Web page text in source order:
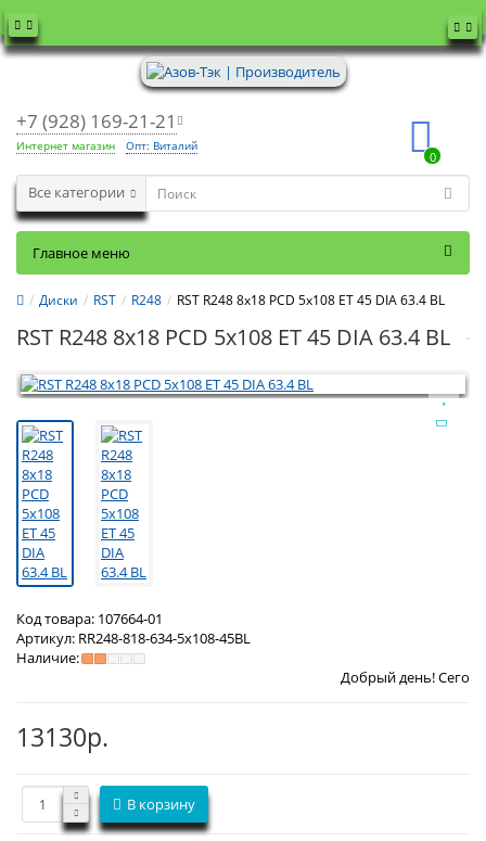
+7 (928) 169-21-21
Интернет магазин Опт: Виталий
0
Все категории
Главное меню
Диски RST R248 RST R248 8x18 PCD 5x108 ET 45 DIA 63.4 BL
RST R248 8x18 PCD 5x108 ET 45 DIA 63.4 BL
Код товара: 107664-01
Артикул: RR248-818-634-5x108-45BL
Наличие:
Добрый день! Сегодня
13130р.
В корзину